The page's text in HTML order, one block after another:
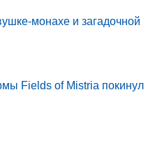
монахе и загадочной
Fields of Mistria покинул